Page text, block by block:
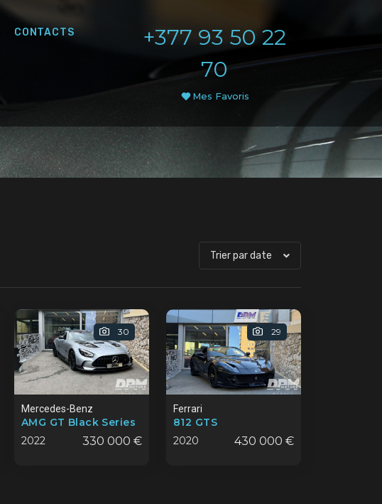
CONTACTS
+377 93 50 22
70
Mes Favoris
Trier par date
30
Mercedes-Benz
AMG GT Black Series
2022
330 000 €
29
Ferrari
812 GTS
2020
430 000 €